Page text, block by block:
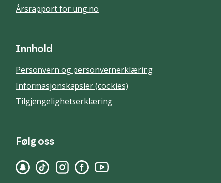
Årsrapport for ung.no
Innhold
Personvern og personvernerklæring
Informasjonskapsler (cookies)
Tilgjengelighetserklæring
Følg oss